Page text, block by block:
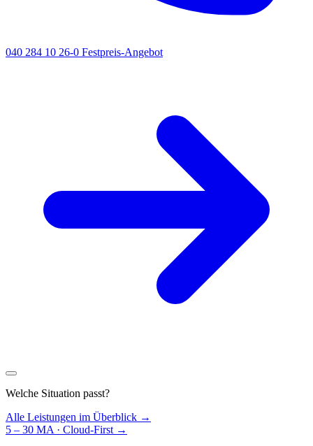
040 284 10 26-0 Festpreis-Angebot
Welche Situation passt?
Alle Leistungen im Überblick →
5 – 30 MA · Cloud-First →